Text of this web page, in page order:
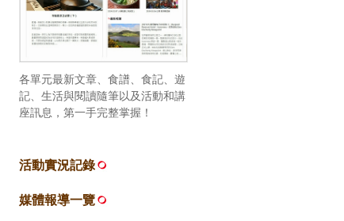
各單元最新文章、食譜、食記、遊
記、生活與閱讀隨筆以及活動和講
座訊息，第一手完整掌握！
活動實況記錄
媒體報導一覽